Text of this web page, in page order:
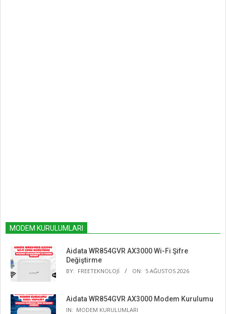
MODEM KURULUMLARI
Aidata WR854GVR AX3000 Wi-Fi Şifre
Değiştirme
BY: FREETEKNOLOJI ON: 5 AĞUSTOS 2026
Aidata WR854GVR AX3000 Modem Kurulumu
IN: MODEM KURULUMLARI